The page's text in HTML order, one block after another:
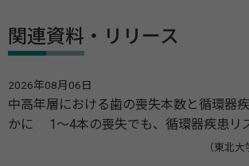
関連資料・リリース
2026年08月06日
中高年層における歯の喪失本数と循環器
かに 1～4本の喪失でも、循環器疾患リ
（東北